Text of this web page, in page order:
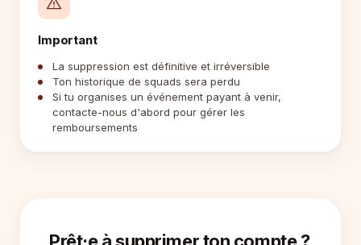
Important
La suppression est définitive et irréversible
Ton historique de squads sera perdu
Si tu organises un événement payant à venir,
contacte-nous d'abord pour gérer les
remboursements